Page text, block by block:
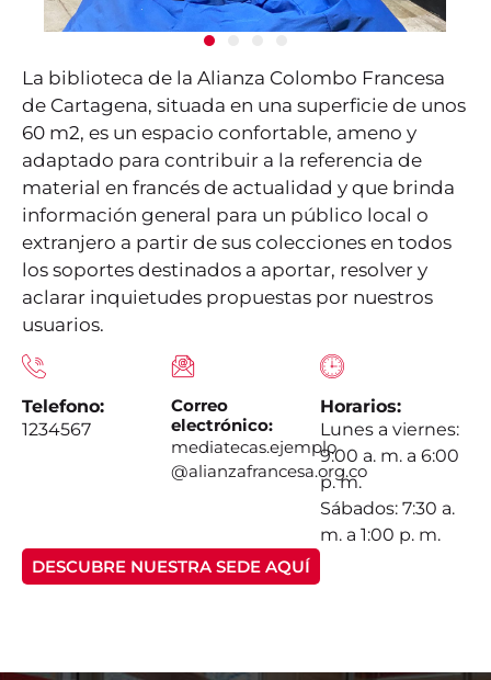
La biblioteca de la Alianza Colombo Francesa
de Cartagena, situada en una superficie de unos
60 m2, es un espacio confortable, ameno y
adaptado para contribuir a la referencia de
material en francés de actualidad y que brinda
información general para un público local o
extranjero a partir de sus colecciones en todos
los soportes destinados a aportar, resolver y
aclarar inquietudes propuestas por nuestros
usuarios.
Telefono:
1234567
Correo
electrónico:
mediatecas.ejemplo
@alianzafrancesa.org.co
Horarios:
Lunes a viernes:
9:00 a. m. a 6:00
p. m.
Sábados: 7:30 a.
m. a 1:00 p. m.
DESCUBRE NUESTRA SEDE AQUÍ